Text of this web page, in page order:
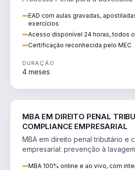
EAD com aulas gravadas,
exercícios
Acesso disponível 24 horas, todos
Certificação reconhecida pelo MEC
DURAÇÃO
4 meses
MBA EM DIREITO PENAL
COMPLIANCE EMPRESARIAL
MBA em direito penal tributário e
empresarial: prevenção à
MBA 100% online e ao vivo, com